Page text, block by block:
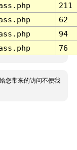
211
62
94
76
您带来的访问不便我